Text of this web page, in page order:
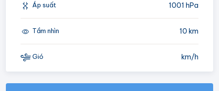
Áp suất 1001 hPa
Tầm nhìn 10 km
Gió km/h